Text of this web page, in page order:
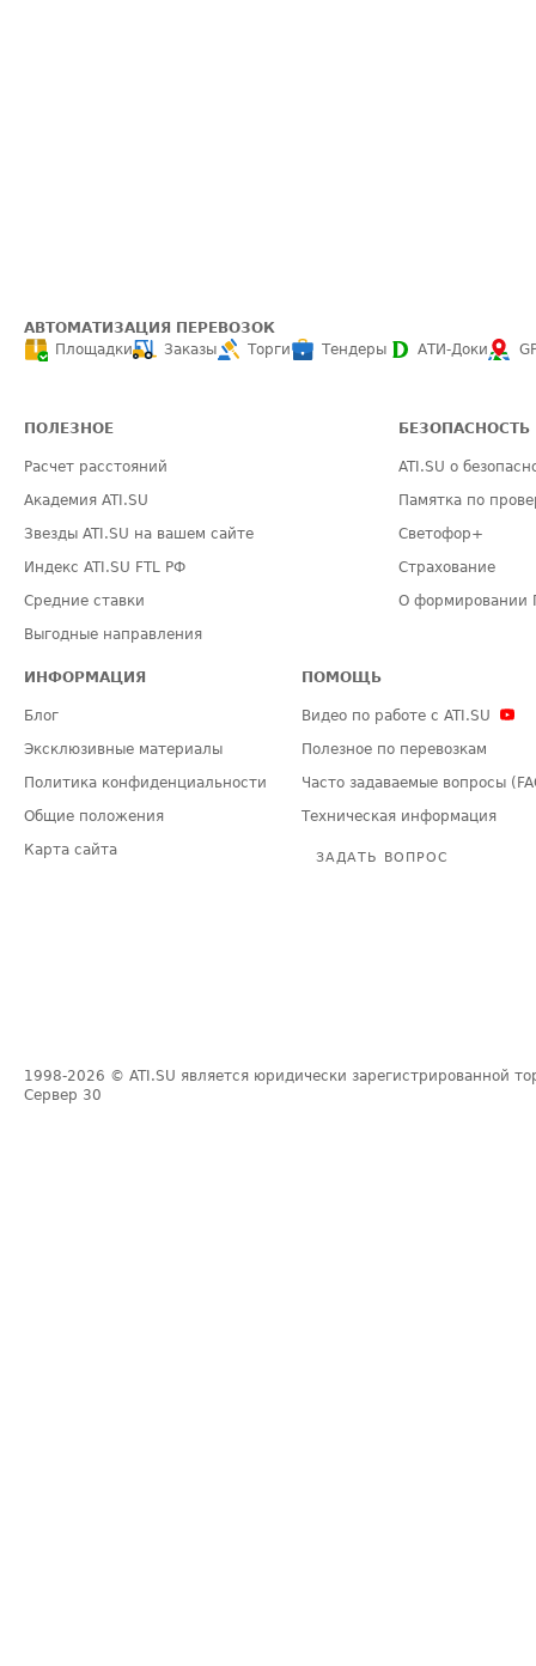
АВТОМАТИЗАЦИЯ ПЕРЕВОЗОК
Площадки
Заказы Торги Тендеры АТИ-Доки
ПОЛЕЗНОЕ
Расчет расстояний
Академия ATI.SU
Звезды ATI.SU на вашем сайте
Индекс ATI.SU FTL РФ
Средние ставки
Выгодные направления
БЕЗОПАСНОСТЬ
ATI.SU о
Памятка по
Светофор+
Страхование
О формировании
ИНФОРМАЦИЯ
Блог
Эксклюзивные материалы
Политика конфиденциальности
Общие положения
Карта сайта
ПОМОЩЬ
Видео по работе с ATI.SU
Полезное по перевозкам
Часто задаваемые вопросы
Техническая информация
ЗАДАТЬ ВОПРОС
1998-2026 © ATI.SU является юридически зарегистрированной
Сервер 30